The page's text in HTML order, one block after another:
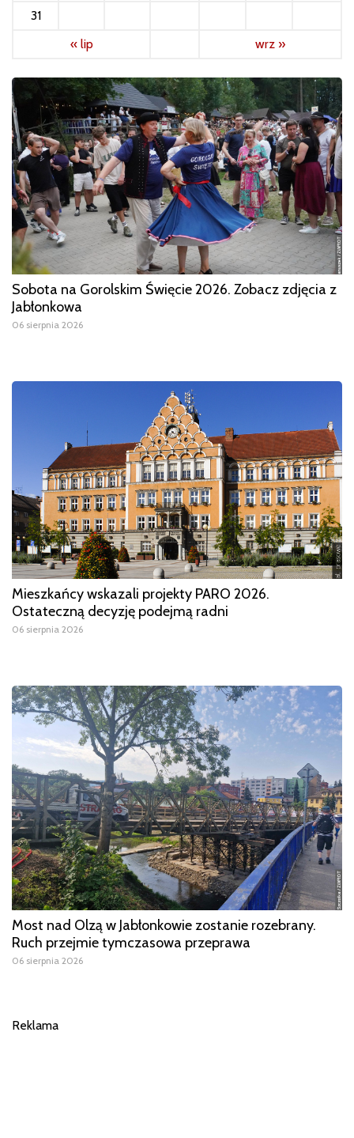
31
« lip
wrz »
Sobota na Gorolskim Święcie 2026. Zobacz zdjęcia z
Jabłonkowa
06 sierpnia 2026
Mieszkańcy wskazali projekty PARO 2026.
Ostateczną decyzję podejmą radni
06 sierpnia 2026
Most nad Olzą w Jabłonkowie zostanie rozebrany.
Ruch przejmie tymczasowa przeprawa
06 sierpnia 2026
Reklama